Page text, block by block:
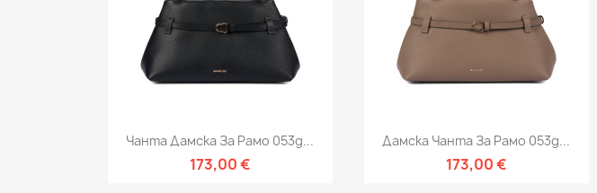
Бърз преглед
Чанта Дамска За Рамо 053g...
173,00 €
Бърз преглед
Дамска Чанта За Рамо 053g...
173,00 €